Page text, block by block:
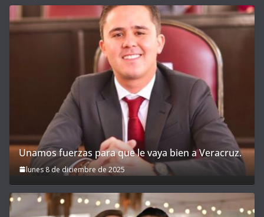
Unamos fuerzas para que le vaya bien a Veracruz.
lunes 8 de diciembre de 2025